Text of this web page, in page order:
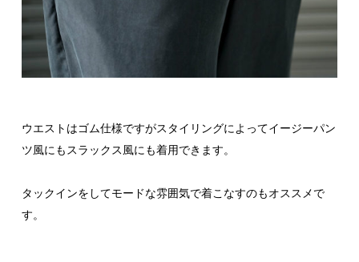
ウエストはゴム仕様ですがスタイリングによってイージーパン
ツ風にもスラックス風にも着用できます。
タックインをしてモードな雰囲気で着こなすのもオススメで
す。